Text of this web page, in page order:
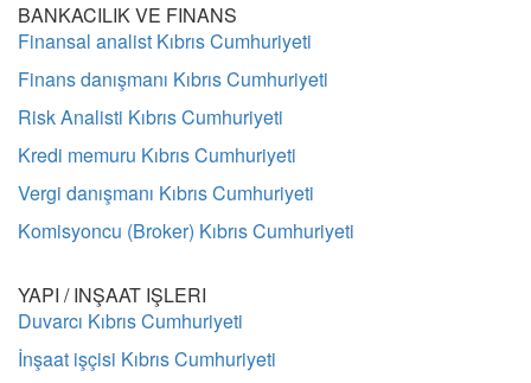
BANKACILIK VE FINANS
Finansal analist Kıbrıs Cumhuriyeti
Finans danışmanı Kıbrıs Cumhuriyeti
Risk Analisti Kıbrıs Cumhuriyeti
Kredi memuru Kıbrıs Cumhuriyeti
Vergi danışmanı Kıbrıs Cumhuriyeti
Komisyoncu (Broker) Kıbrıs Cumhuriyeti
YAPI / INŞAAT IŞLERI
Duvarcı Kıbrıs Cumhuriyeti
İnşaat işçisi Kıbrıs Cumhuriyeti